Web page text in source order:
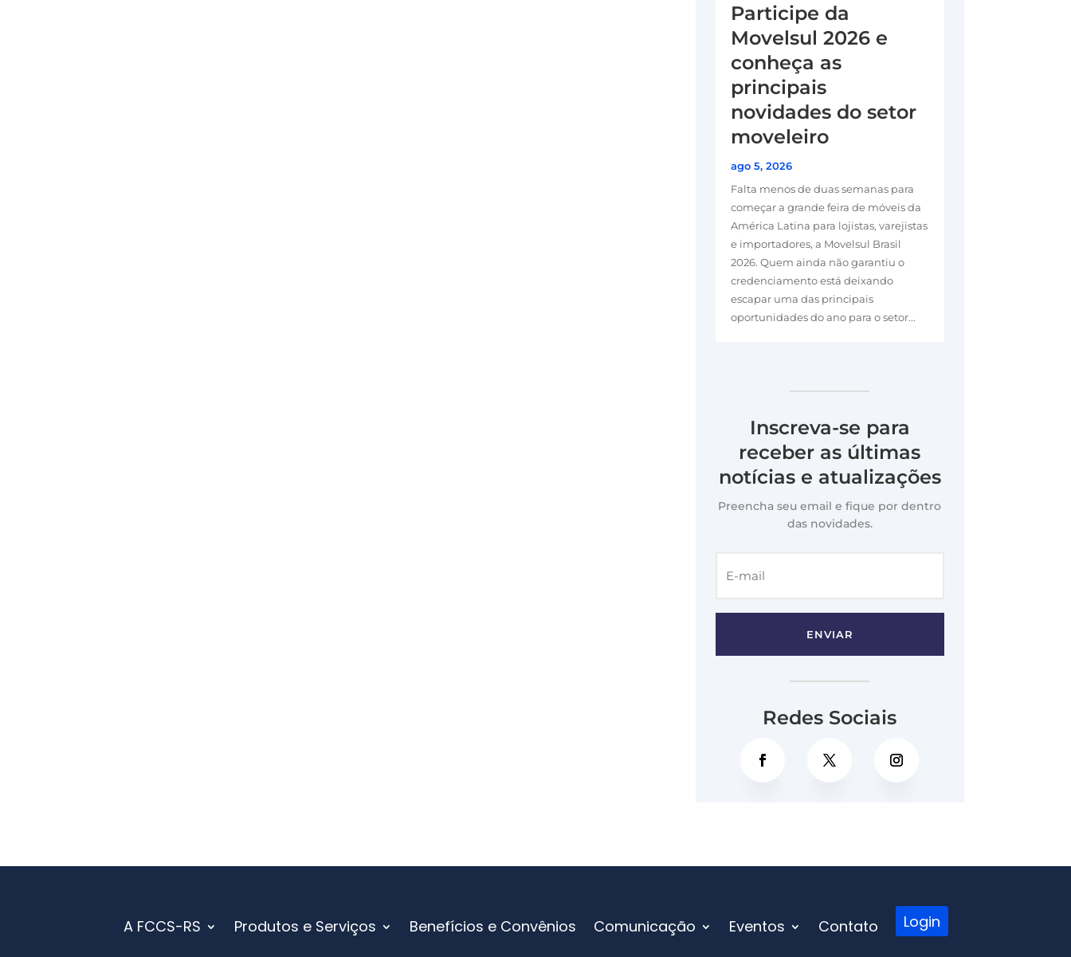
Participe da
Movelsul 2026 e
conheça as
principais
novidades do setor
moveleiro
ago 5, 2026
Falta menos de duas semanas para
começar a grande feira de móveis da
América Latina para lojistas, varejistas
e importadores, a Movelsul Brasil
2026. Quem ainda não garantiu o
credenciamento está deixando
escapar uma das principais
oportunidades do ano para o setor...
Inscreva-se para
receber as últimas
notícias e atualizações
Preencha seu email e fique por dentro
das novidades.
ENVIAR
Redes Sociais
A FCCS-RS Produtos e Serviços Benefícios e Convênios Comunicação Eventos Contato Login